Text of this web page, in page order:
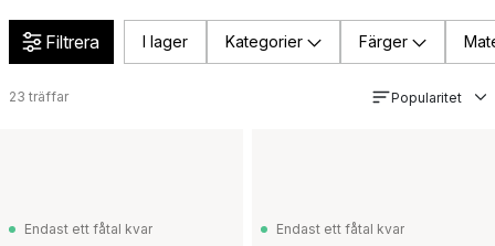
Filtrera I lager Kategorier Färger
23 träffar Popularitet
Endast ett fåtal kvar Endast ett fåtal kvar